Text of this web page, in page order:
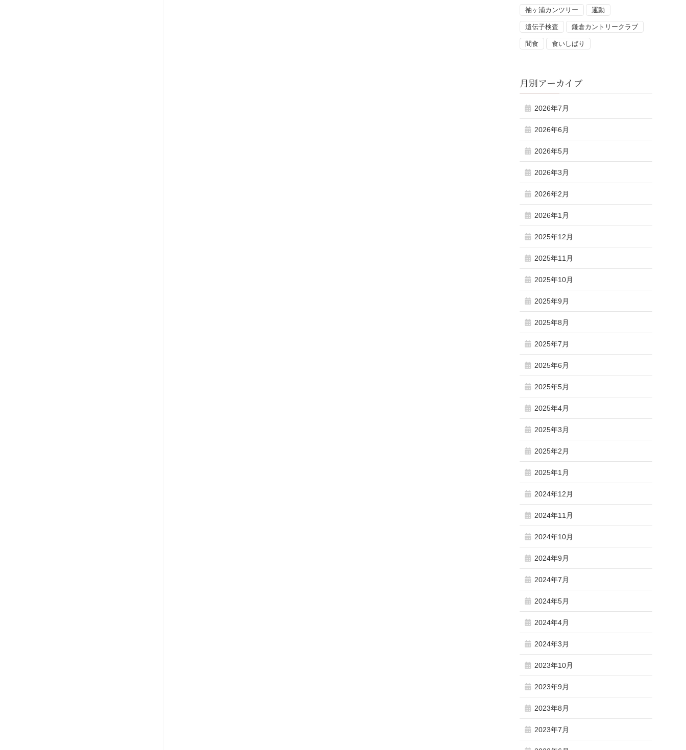
袖ヶ浦カンツリー 運動
遺伝子検査 鎌倉カントリークラブ
間食 食いしばり
月別アーカイブ
2026年7月
2026年6月
2026年5月
2026年3月
2026年2月
2026年1月
2025年12月
2025年11月
2025年10月
2025年9月
2025年8月
2025年7月
2025年6月
2025年5月
2025年4月
2025年3月
2025年2月
2025年1月
2024年12月
2024年11月
2024年10月
2024年9月
2024年7月
2024年5月
2024年4月
2024年3月
2023年10月
2023年9月
2023年8月
2023年7月